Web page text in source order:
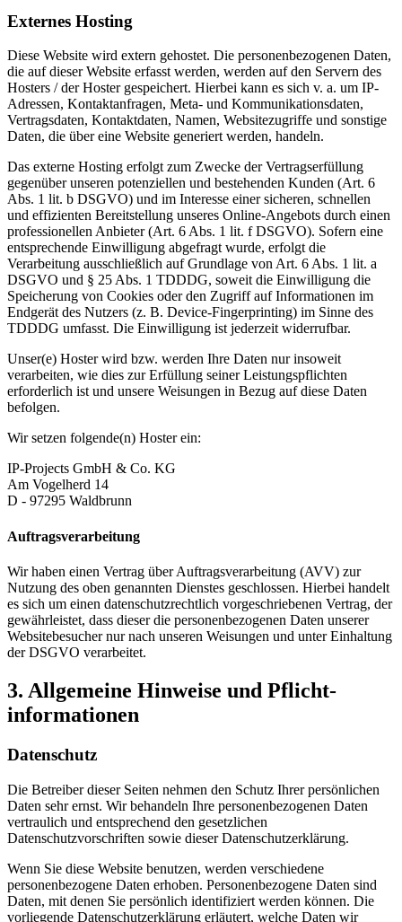
Externes Hosting
Diese Website wird extern gehostet. Die personenbezogenen Daten,
die auf dieser Website erfasst werden, werden auf den Servern des
Hosters / der Hoster gespeichert. Hierbei kann es sich v. a. um IP-
Adressen, Kontaktanfragen, Meta- und Kommunikationsdaten,
Vertragsdaten, Kontaktdaten, Namen, Websitezugriffe und sonstige
Daten, die über eine Website generiert werden, handeln.
Das externe Hosting erfolgt zum Zwecke der Vertragserfüllung
gegenüber unseren potenziellen und bestehenden Kunden (Art. 6
Abs. 1 lit. b DSGVO) und im Interesse einer sicheren, schnellen
und effizienten Bereitstellung unseres Online-Angebots durch einen
professionellen Anbieter (Art. 6 Abs. 1 lit. f DSGVO). Sofern eine
entsprechende Einwilligung abgefragt wurde, erfolgt die
Verarbeitung ausschließlich auf Grundlage von Art. 6 Abs. 1 lit. a
DSGVO und § 25 Abs. 1 TDDDG, soweit die Einwilligung die
Speicherung von Cookies oder den Zugriff auf Informationen im
Endgerät des Nutzers (z. B. Device-Fingerprinting) im Sinne des
TDDDG umfasst. Die Einwilligung ist jederzeit widerrufbar.
Unser(e) Hoster wird bzw. werden Ihre Daten nur insoweit
verarbeiten, wie dies zur Erfüllung seiner Leistungspflichten
erforderlich ist und unsere Weisungen in Bezug auf diese Daten
befolgen.
Wir setzen folgende(n) Hoster ein:
IP-Projects GmbH & Co. KG
Am Vogelherd 14
D - 97295 Waldbrunn
Auftragsverarbeitung
Wir haben einen Vertrag über Auftragsverarbeitung (AVV) zur
Nutzung des oben genannten Dienstes geschlossen. Hierbei handelt
es sich um einen datenschutzrechtlich vorgeschriebenen Vertrag, der
gewährleistet, dass dieser die personenbezogenen Daten unserer
Websitebesucher nur nach unseren Weisungen und unter Einhaltung
der DSGVO verarbeitet.
3. Allgemeine Hinweise und Pflicht­
informationen
Datenschutz
Die Betreiber dieser Seiten nehmen den Schutz Ihrer persönlichen
Daten sehr ernst. Wir behandeln Ihre personenbezogenen Daten
vertraulich und entsprechend den gesetzlichen
Datenschutzvorschriften sowie dieser Datenschutzerklärung.
Wenn Sie diese Website benutzen, werden verschiedene
personenbezogene Daten erhoben. Personenbezogene Daten sind
Daten, mit denen Sie persönlich identifiziert werden können. Die
vorliegende Datenschutzerklärung erläutert, welche Daten wir